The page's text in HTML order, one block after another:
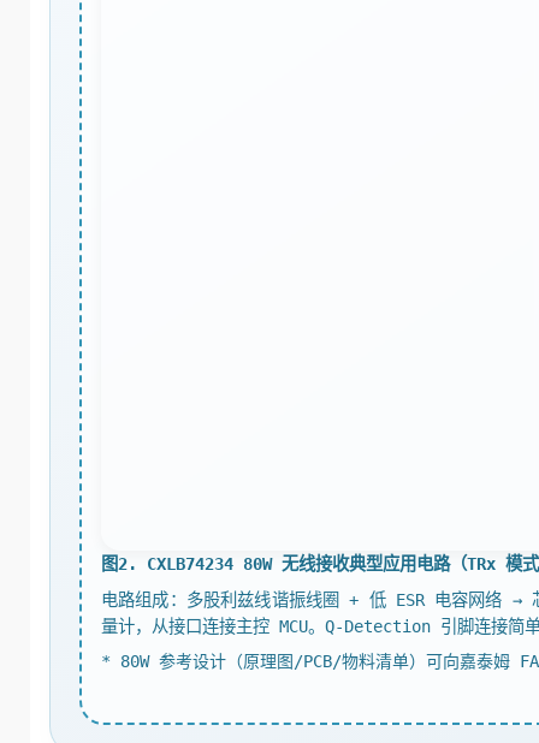
图2. CXLB74234 80W 无线接收典型应用电路（TRx 模
电路组成：多股利兹线谐振线圈 + 低 ESR 电容网络
量计，从接口连接主控 MCU。Q-Detection 引脚连接简
* 80W 参考设计（原理图/PCB/物料清单）可向嘉泰姆